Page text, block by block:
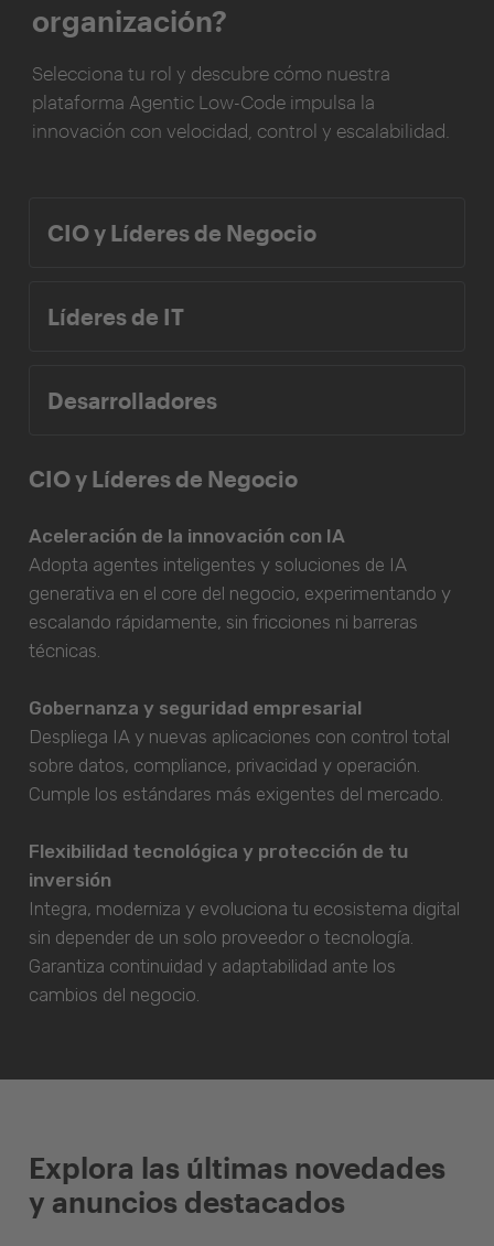
organización?
Selecciona tu rol y descubre cómo nuestra
plataforma Agentic Low-Code impulsa la
innovación con velocidad, control y escalabilidad.
CIO y Líderes de Negocio
Líderes de IT
Desarrolladores
CIO y Líderes de Negocio
Aceleración de la innovación con IA
Adopta agentes inteligentes y soluciones de IA
generativa en el core del negocio, experimentando y
escalando rápidamente, sin fricciones ni barreras
técnicas.
Gobernanza y seguridad empresarial
Despliega IA y nuevas aplicaciones con control total
sobre datos, compliance, privacidad y operación.
Cumple los estándares más exigentes del mercado.
Flexibilidad tecnológica y protección de tu
inversión
Integra, moderniza y evoluciona tu ecosistema digital
sin depender de un solo proveedor o tecnología.
Garantiza continuidad y adaptabilidad ante los
cambios del negocio.
Explora las últimas novedades
y anuncios destacados